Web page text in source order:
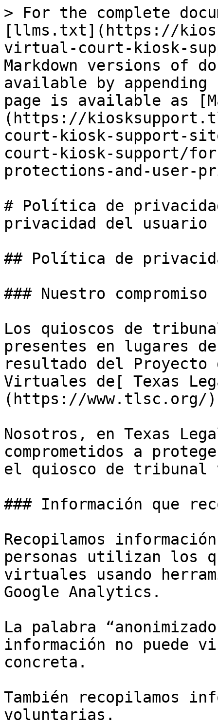
> For the complete
[llms.txt](https://
virtual-court-kiosk-
Markdown versions of
available by
page is available as
(https://
court-kiosk-support-
court-kiosk-support/
protections-and-user-
# Política de
privacidad del usuario
## Política de
### Nuestro
Los quioscos de
presentes en lugares
resultado del Proyecto
Virtuales de[ Texas
(https://www.tlsc.org/
Nosotros, en Texas
comprometidos a
el quiosco de
### Información que
Recopilamos
personas utilizan los
virtuales usando
Google Analytics.
La palabra
información no puede
concreta.
También recopilamos
voluntarias.